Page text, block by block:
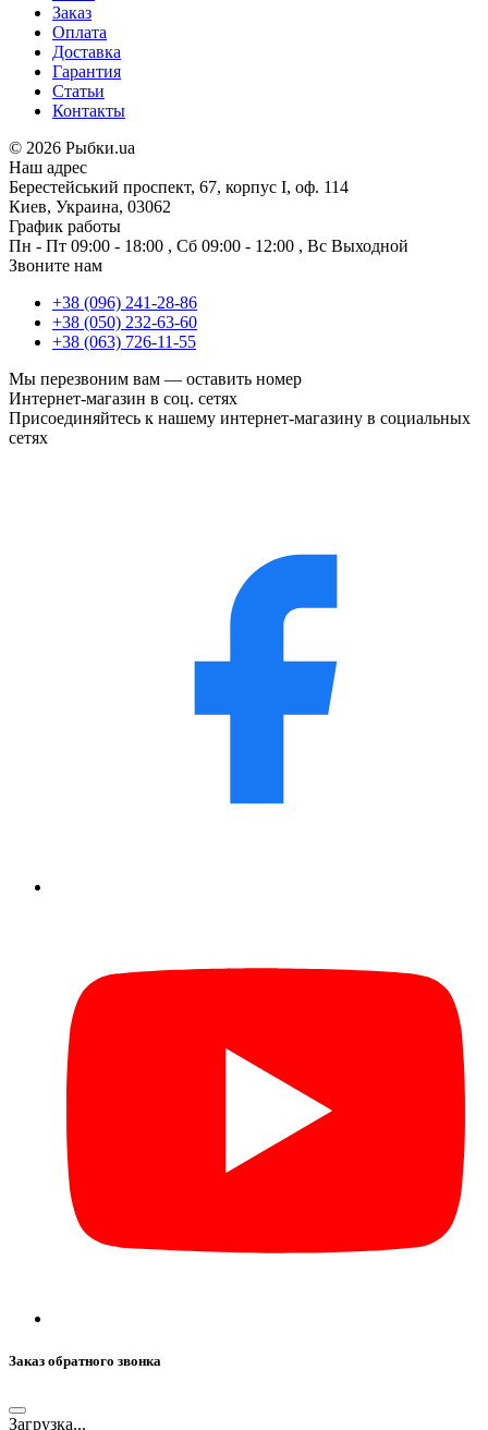
Заказ
Оплата
Доставка
Гарантия
Статьи
Контакты
© 2026 Рыбки.ua
Наш адрес
Берестейський проспект, 67, корпус I, оф. 114
Киев, Украина, 03062
График работы
Пн - Пт 09:00 - 18:00 , Сб 09:00 - 12:00 , Вс Выходной
Звоните нам
+38 (096) 241-28-86
+38 (050) 232-63-60
+38 (063) 726-11-55
Мы перезвоним вам — оставить номер
Интернет-магазин в соц. сетях
Присоединяйтесь к нашему интернет-магазину в социальных
сетях
Заказ обратного звонка
Загрузка...